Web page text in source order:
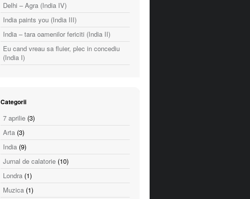
Delhi – Agra (India IV)
India paints you (India III)
India – tara oamenilor fericiti (India II)
Eu cand vreau sa fluier, plec in concediu
(India I)
Categorii
7 aprilie (3)
Arta (3)
India (9)
Jurnal de calatorie (10)
Londra (1)
Muzica (1)